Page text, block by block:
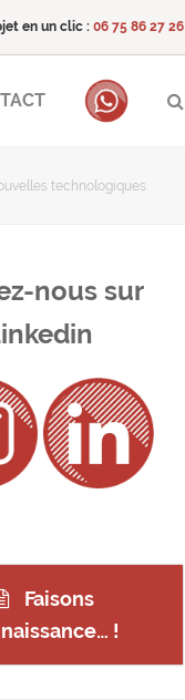
en un clic : 06 75 86 27 26
technologiques
nous sur
Faisons
!